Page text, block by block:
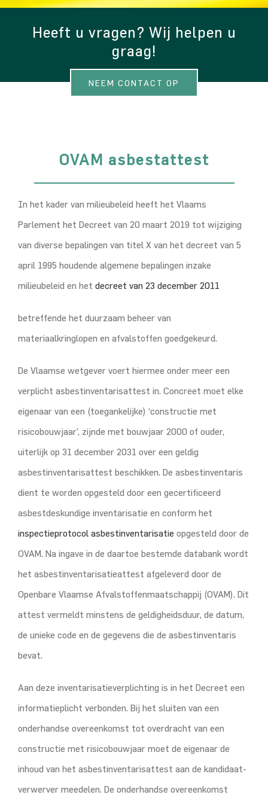
Heeft u vragen? Wij helpen u
graag!
NEEM CONTACT OP
OVAM asbestattest
In het kader van milieubeleid heeft het Vlaams
Parlement het Decreet van 20 maart 2019 tot wijziging
van diverse bepalingen van titel X van het decreet van 5
april 1995 houdende algemene bepalingen inzake
milieubeleid en het decreet van 23 december 2011
betreffende het duurzaam beheer van
materiaalkringlopen en afvalstoffen goedgekeurd.
De Vlaamse wetgever voert hiermee onder meer een
verplicht asbestinventarisattest in. Concreet moet elke
eigenaar van een (toegankelijke) ‘constructie met
risicobouwjaar’, zijnde met bouwjaar 2000 of ouder,
uiterlijk op 31 december 2031 over een geldig
asbestinventarisattest beschikken. De asbestinventaris
dient te worden opgesteld door een gecertificeerd
asbestdeskundige inventarisatie en conform het
inspectieprotocol asbestinventarisatie opgesteld door de
OVAM. Na ingave in de daartoe bestemde databank wordt
het asbestinventarisatieattest afgeleverd door de
Openbare Vlaamse Afvalstoffenmaatschappij (OVAM). Dit
attest vermeldt minstens de geldigheidsduur, de datum,
de unieke code en de gegevens die de asbestinventaris
bevat.
Aan deze inventarisatieverplichting is in het Decreet een
informatieplicht verbonden. Bij het sluiten van een
onderhandse overeenkomst tot overdracht van een
constructie met risicobouwjaar moet de eigenaar de
inhoud van het asbestinventarisattest aan de kandidaat-
verwerver meedelen. De onderhandse overeenkomst